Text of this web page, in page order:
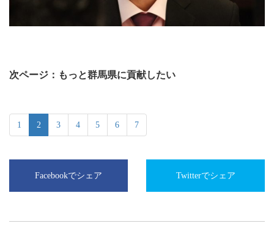
次ページ：もっと群馬県に貢献したい
1 2 3 4 5 6 7
Facebookでシェア Twitterでシェア